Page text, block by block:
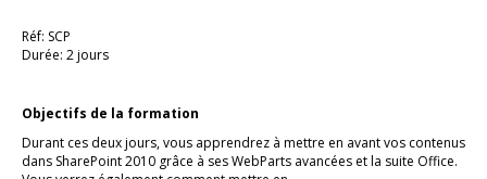
Réf: SCP
Durée: 2 jours
Objectifs de la formation
Durant ces deux jours, vous apprendrez à mettre en avant vos contenus
dans SharePoint 2010 grâce à ses WebParts avancées et la suite Office.